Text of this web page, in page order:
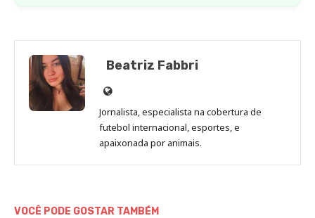
Beatriz Fabbri
Site
de
Beatriz
Fabbri
Jornalista, especialista na cobertura de
futebol internacional, esportes, e
apaixonada por animais.
VOCÊ PODE GOSTAR TAMBÉM